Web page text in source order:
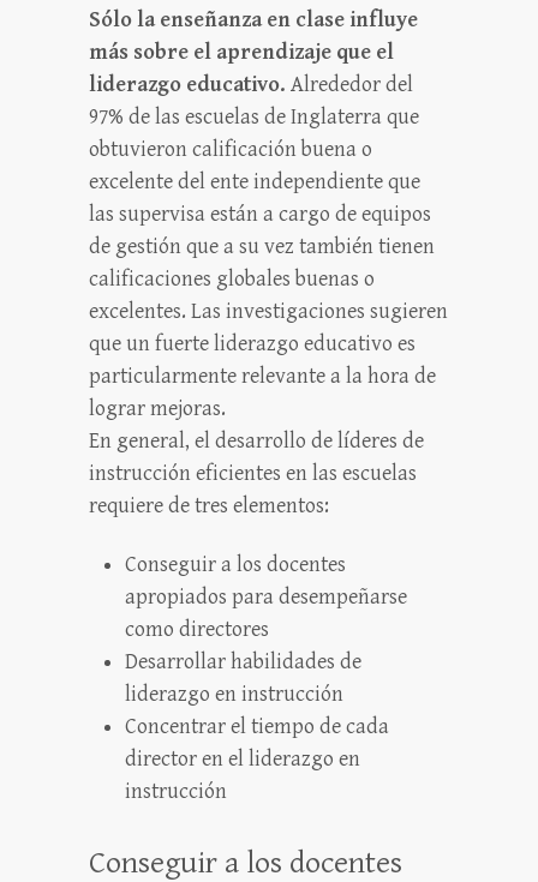
Sólo la enseñanza en clase influye
más sobre el aprendizaje que el
liderazgo educativo. Alrededor del
97% de las escuelas de Inglaterra que
obtuvieron calificación buena o
excelente del ente independiente que
las supervisa están a cargo de equipos
de gestión que a su vez también tienen
calificaciones globales buenas o
excelentes. Las investigaciones sugieren
que un fuerte liderazgo educativo es
particularmente relevante a la hora de
lograr mejoras.
En general, el desarrollo de líderes de
instrucción eficientes en las escuelas
requiere de tres elementos:
Conseguir a los docentes
apropiados para desempeñarse
como directores
Desarrollar habilidades de
liderazgo en instrucción
Concentrar el tiempo de cada
director en el liderazgo en
instrucción
Conseguir a los docentes